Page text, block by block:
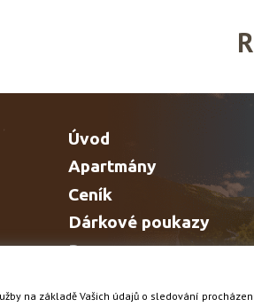
Úvod
Apartmány
Ceník
Dárkové poukazy
Rezervace
na základě Vašich údajů o sledování